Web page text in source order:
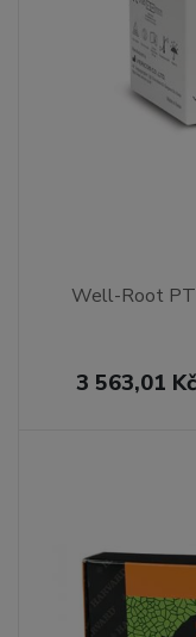
Well-Root PT
3 563,01 Kč